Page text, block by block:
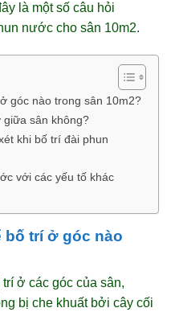
là một số câu hỏi
nước cho sân 10m2.
góc nào trong sân 10m2?
sân không?
khi bố trí đài phun
với các yếu tố khác
trí ở góc nào
ở các góc của sân,
bị che khuất bởi cây cối